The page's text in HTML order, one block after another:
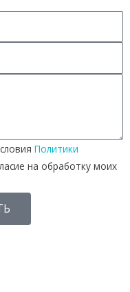
Политики
на обработку моих